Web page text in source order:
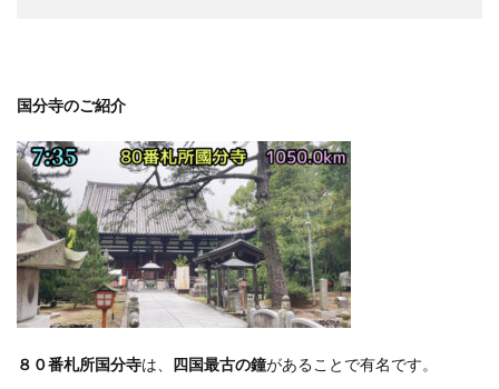
国分寺のご紹介
８０番札所国分寺は、 四国最古の鐘があることで有名です。